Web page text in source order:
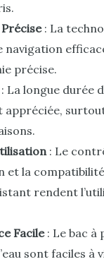
: La
navigation
précise.
La longue durée
appréciée,
: Le
et la
rendent
Facile: Le bac à
sont faciles à